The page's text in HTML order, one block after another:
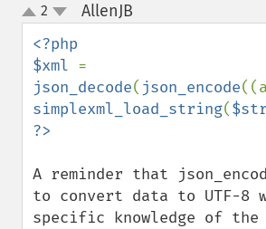
up
down
2 AllenJB
<?php
$xml
json_decode( json_encode
simplexml_load_string(
A reminder that
to convert data to UTF-8
specific knowledge of the